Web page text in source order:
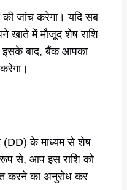
की जांच करेगा। यदि सब
खाते में मौजूद शेष राशि
इसके बाद, बैंक आपका
(DD) के माध्यम से शेष
से, आप इस राशि को
करने का अनुरोध कर